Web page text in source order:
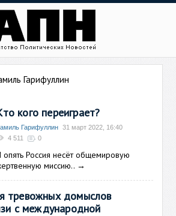
Гарифуллин
кого переиграет?
Гарифуллин
31 март 2022, 16:40
4 511
0
опять Россия несёт общемировую
миссию.. →
тревожных домыслов
с международной